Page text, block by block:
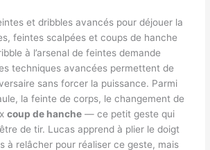
et dribbles avancés pour déjouer la
feintes scalpées et coups de hanche
à l’arsenal de feintes demande
techniques avancées permettent de
sans forcer la puissance. Parmi
la feinte de corps, le changement de
coup de hanche — ce petit geste qui
de tir. Lucas apprend à plier le doigt
à relâcher pour réaliser ce geste, mais